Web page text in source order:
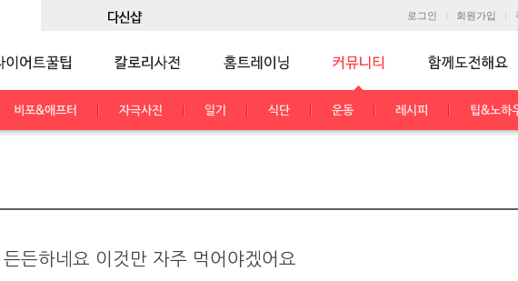
로그인 회원가입
비포&애프터 자극사진 일기 식단 운동 레시피 팁&노하
든하네요 이것만 자주 먹어야겠어요